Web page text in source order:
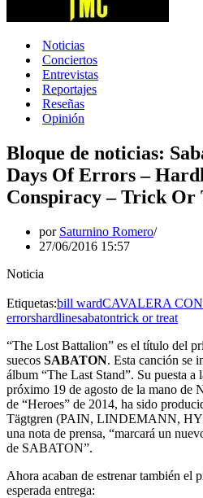
Noticias
Conciertos
Entrevistas
Reportajes
Reseñas
Opinión
Bloque de noticias:
Days Of Errors –
Conspiracy – Trick Or
por Saturnino Romero
27/06/2016 15:57
Noticia
Etiquetas:bill wardCAVALERA
errorshardlinesabatontrick or treat
“The Lost Battalion” es el título del
suecos SABATON. Esta canción se
álbum “The Last Stand”. Su puesta a
próximo 19 de agosto de la mano de
de “Heroes” de 2014, ha sido
Tägtgren (PAIN, LINDEMANN,
una nota de prensa, “marcará un
de SABATON”.
Ahora acaban de estrenar también el
esperada entrega: